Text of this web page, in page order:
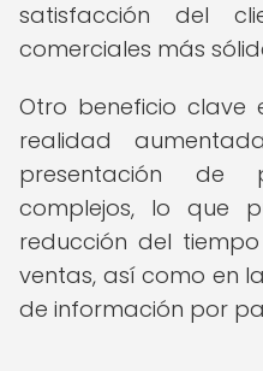
satisfacción del
comerciales más
Otro beneficio
realidad
presentación de
complejos, lo que
reducción del
ventas, así como en
de información por